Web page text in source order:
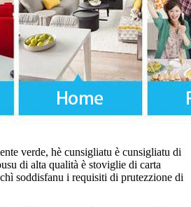
verde, hè cunsigliatu è cunsigliatu di
di alta qualità è stoviglie di carta
soddisfanu i requisiti di prutezzione di